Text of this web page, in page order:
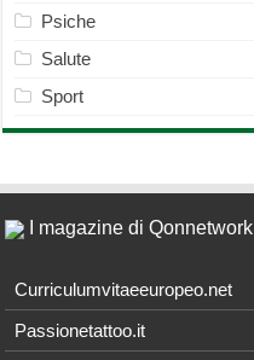
Psiche
Salute
Sport
I magazine di Qonnetwork
Curriculumvitaeeuropeo.net
Passionetattoo.it